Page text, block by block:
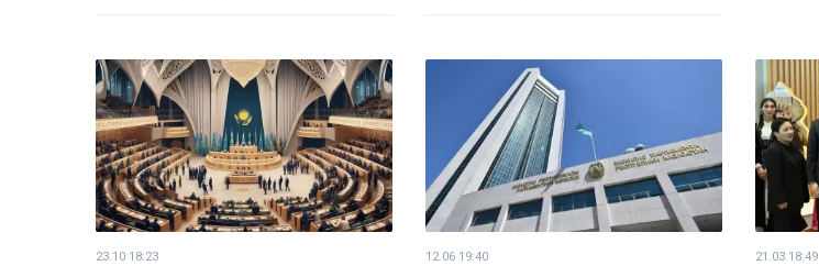
23.10 18:23 12.06 19:40 21.03 18:49